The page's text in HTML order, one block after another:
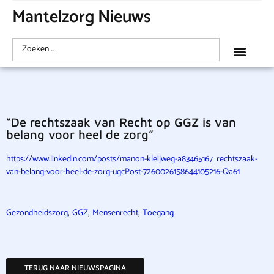
Mantelzorg Nieuws
“De rechtszaak van Recht op GGZ is van
belang voor heel de zorg”
https://www.linkedin.com/posts/manon-kleijweg-a83465167_rechtszaak-
van-belang-voor-heel-de-zorg-ugcPost-7260026158644105216-Qa61
Gezondheidszorg, GGZ, Mensenrecht, Toegang
TERUG NAAR NIEUWSPAGINA